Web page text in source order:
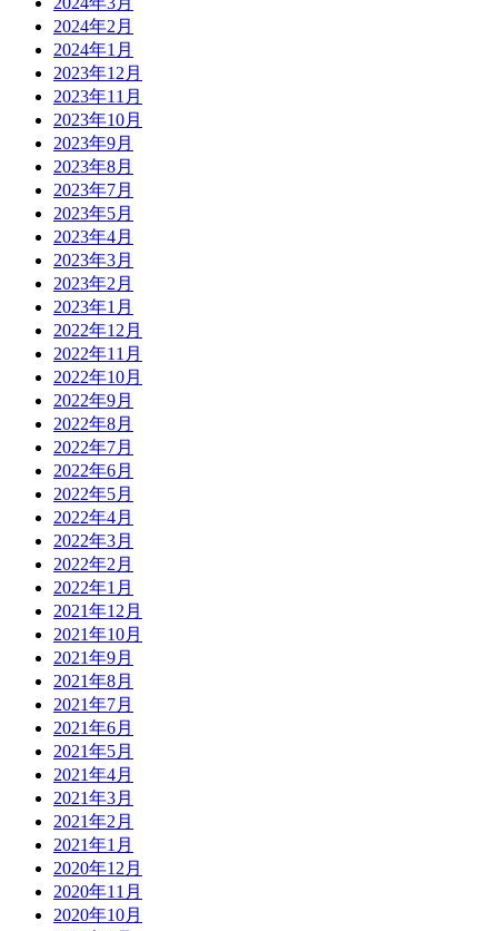
2024年2月
2024年1月
2023年12月
2023年11月
2023年10月
2023年9月
2023年8月
2023年7月
2023年5月
2023年4月
2023年3月
2023年2月
2023年1月
2022年12月
2022年11月
2022年10月
2022年9月
2022年8月
2022年7月
2022年6月
2022年5月
2022年4月
2022年3月
2022年2月
2022年1月
2021年12月
2021年10月
2021年9月
2021年8月
2021年7月
2021年6月
2021年5月
2021年4月
2021年3月
2021年2月
2021年1月
2020年12月
2020年11月
2020年10月